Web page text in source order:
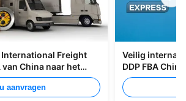
International Freight
van China naar het
Italië Portugal
aanvragen
Veilig
DDP FBA